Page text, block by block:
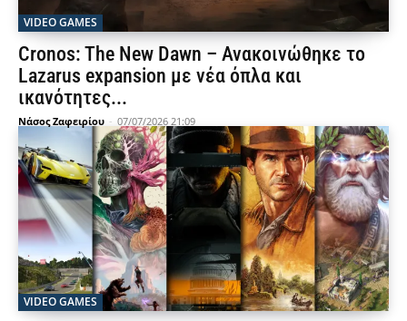
VIDEO GAMES
Cronos: The New Dawn – Ανακοινώθηκε το
Lazarus expansion με νέα όπλα και
ικανότητες...
Νάσος Ζαφειρίου - 07/07/2026 21:09
VIDEO GAMES